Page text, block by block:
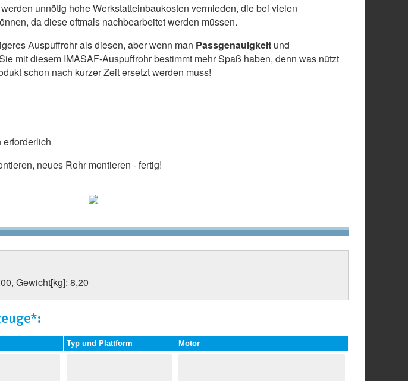
unnötig hohe Werkstatteinbaukosten vermieden, die bei vielen
da diese oftmals nachbearbeitet werden müssen.
Auspuffrohr als diesen, aber wenn man Passgenauigkeit und
mit diesem IMASAF-Auspuffrohr bestimmt mehr Spaß haben, denn was nützt
schon nach kurzer Zeit ersetzt werden muss!
neues Rohr montieren - fertig!
Gewicht[kg]: 8,20
Typ und Plattform Motor